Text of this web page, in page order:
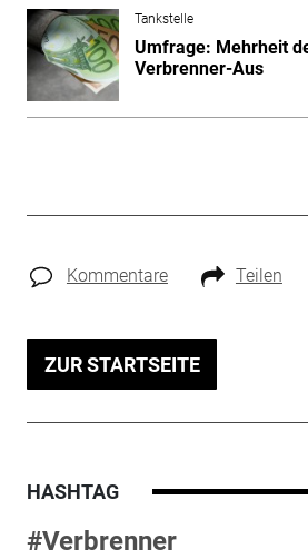
Tankstelle
Umfrage: Mehrheit
Verbrenner-Aus
Kommentare Teilen
ZUR STARTSEITE
HASHTAG
#Verbrenner